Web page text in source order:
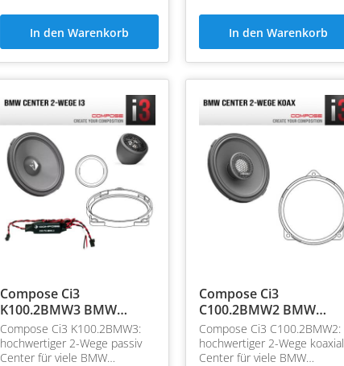
In den Warenkorb In den Warenkorb
Compose Ci3
K100.2BMW3 BMW
Center 2-Wege
Compose Ci3 K100.2BMW3:
hochwertiger 2-Wege passiv
Center für viele BMW
Compose Ci3
C100.2BMW2 BMW
Center koaxial
Compose Ci3 C100.2BMW2:
hochwertiger 2-Wege koaxial
Center für viele BMW